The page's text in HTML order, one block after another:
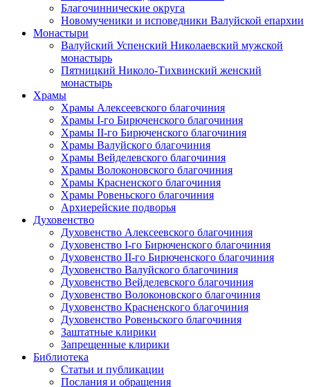
Благочиннические округа
Новомученики и исповедники Валуйской епархии
Монастыри
Валуйский Успенский Николаевский мужской
монастырь
Пятницкий Николо-Тихвинский женский
монастырь
Храмы
Храмы Алексеевского благочиния
Храмы I-го Бирюченского благочиния
Храмы II-го Бирюченского благочиния
Храмы Валуйского благочиния
Храмы Вейделевского благочиния
Храмы Волоконовского благочиния
Храмы Красненского благочиния
Храмы Ровеньского благочиния
Архиерейские подворья
Духовенство
Духовенство Алексеевского благочиния
Духовенство I-го Бирюченского благочиния
Духовенство II-го Бирюченского благочиния
Духовенство Валуйского благочиния
Духовенство Вейделевского благочиния
Духовенство Волоконовского благочиния
Духовенство Красненского благочиния
Духовенство Ровеньского благочиния
Заштатные клирики
Запрещенные клирики
Библиотека
Статьи и публикации
Послания и обращения